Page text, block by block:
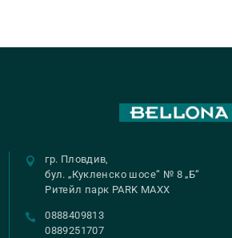
гр. Пловдив,
бул. „Кукленско шосе“ № 8 „Б“
Ритейл парк PARK MAXX
0888409813
0889251707